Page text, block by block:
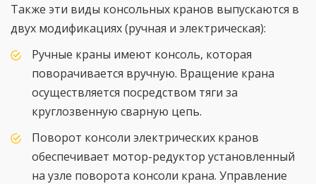
Также эти виды консольных кранов выпускаются в
двух модификациях (ручная и электрическая):
Ручные краны имеют консоль, которая
поворачивается вручную. Вращение крана
осуществляется посредством тяги за
круглозвенную сварную цепь.
Поворот консоли электрических кранов
обеспечивает мотор-редуктор установленный
на узле поворота консоли крана. Управление